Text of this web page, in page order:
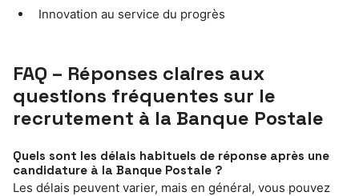
Innovation au service du progrès
FAQ – Réponses claires aux
questions fréquentes sur le
recrutement à la Banque Postale
Quels sont les délais habituels de réponse après une
candidature à la Banque Postale ?
Les délais peuvent varier, mais en général, vous pouvez